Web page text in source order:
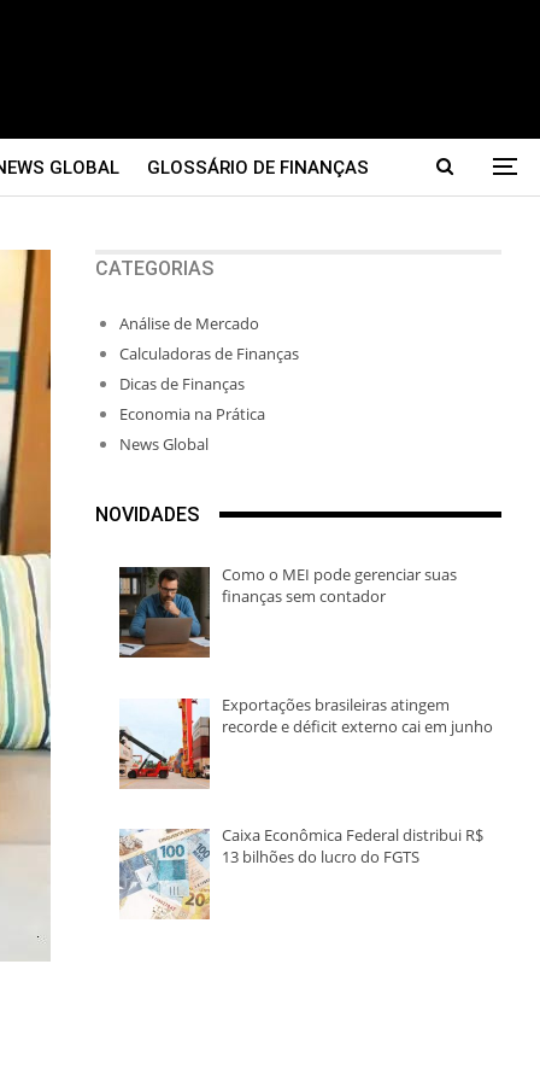
GLOBAL GLOSSÁRIO DE FINANÇAS
CATEGORIAS
Análise de Mercado
Calculadoras de Finanças
Dicas de Finanças
Economia na Prática
News Global
NOVIDADES
Como o MEI pode gerenciar suas
finanças sem contador
Exportações brasileiras atingem
recorde e déficit externo cai em junho
Caixa Econômica Federal distribui R$
13 bilhões do lucro do FGTS